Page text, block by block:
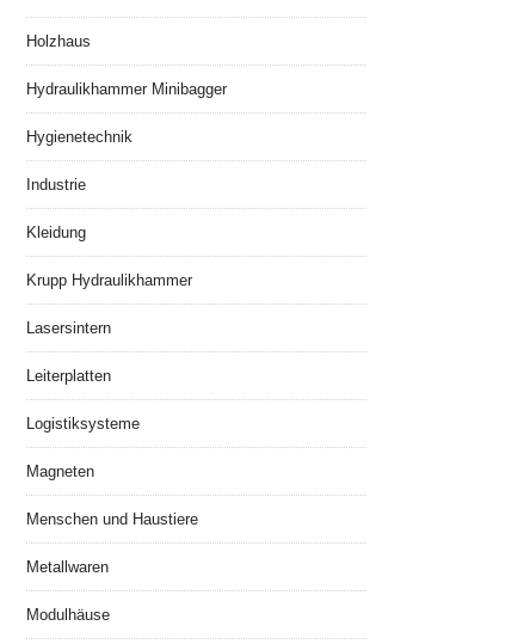
Holzhaus
Hydraulikhammer Minibagger
Hygienetechnik
Industrie
Kleidung
Krupp Hydraulikhammer
Lasersintern
Leiterplatten
Logistiksysteme
Magneten
Menschen und Haustiere
Metallwaren
Modulhäuse